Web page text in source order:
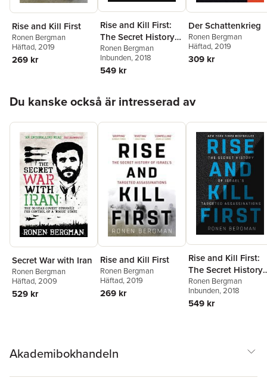
Rise and Kill First
Ronen Bergman
Häftad, 2019
269 kr
Rise and Kill First:
The Secret History
of Israel's Targeted
Assassinations
Ronen Bergman
Inbunden, 2018
549 kr
Der Schattenkrieg
Ronen Bergman
Häftad, 2019
309 kr
Du kanske också är intresserad av
Secret War with Iran
Ronen Bergman
Häftad, 2009
529 kr
Rise and Kill First
Ronen Bergman
Häftad, 2019
269 kr
Rise and Kill First:
The Secret History
of Israel's Targeted
Assassinations
Ronen Bergman
Inbunden, 2018
549 kr
Akademibokhandeln